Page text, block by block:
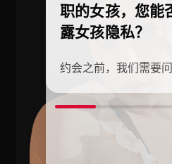
职的女孩，您能
露女孩隐私？
约会之前，我们需要